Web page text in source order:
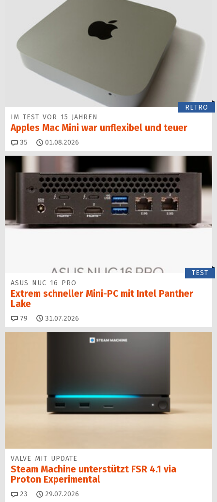
RETRO
IM TEST VOR 15 JAHREN
Apples Mac Mini war unflexibel und teuer
35 Kommentare
01.08.2026
TEST
ASUS NUC 16 PRO
Extrem schneller Mini-PC mit Intel Panther
Lake
79 Kommentare
31.07.2026
VALVE MIT UPDATE
Steam Machine unterstützt FSR 4.1 via
Proton Experimental
23 Kommentare
29.07.2026